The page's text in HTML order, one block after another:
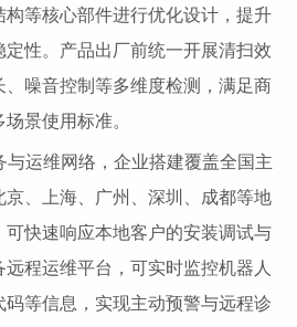
等核心部件进行优化设计，提升
性。产品出厂前统一开展清扫效
噪音控制等多维度检测，满足商
景使用标准。
运维网络，企业搭建覆盖全国主
、上海、广州、深圳、成都等地
快速响应本地客户的安装调试与
程运维平台，可实时监控机器人
等信息，实现主动预警与远程诊